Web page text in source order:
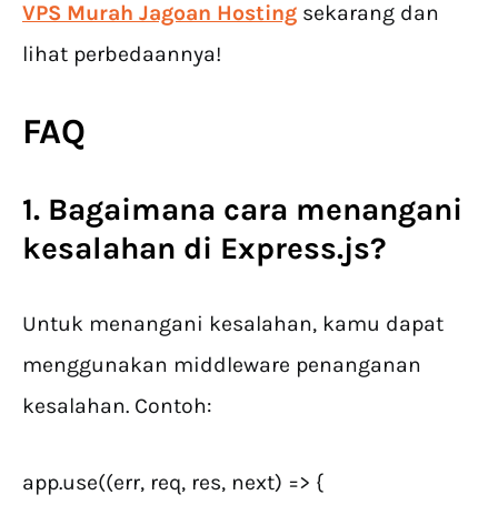
VPS Murah Jagoan Hosting sekarang dan
lihat perbedaannya!
FAQ
1. Bagaimana cara menangani
kesalahan di Express.js?
Untuk menangani kesalahan, kamu dapat
menggunakan middleware penanganan
kesalahan. Contoh:
app.use((err, req, res, next) => {